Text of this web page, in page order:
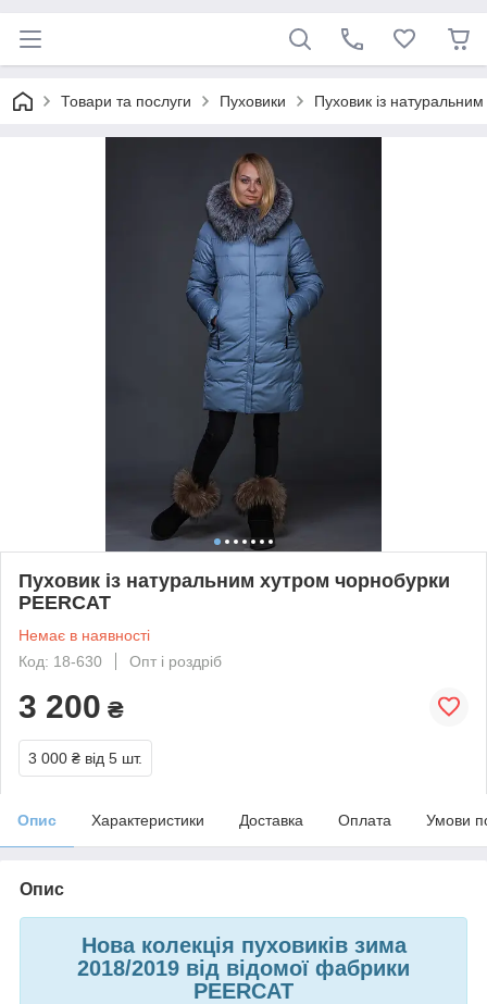
Товари та послуги Пуховики Пуховик із
Пуховик із натуральним хутром чорнобурки
PEERCAT
Немає в наявності
Код: 18-630
Опт і роздріб
3 200 ₴
3 000 ₴ від 5 шт.
Опис Характеристики Доставка Оплата Умови
Опис
Нова колекція пуховиків зима
2018/2019 від відомої фабрики
PEERCAT